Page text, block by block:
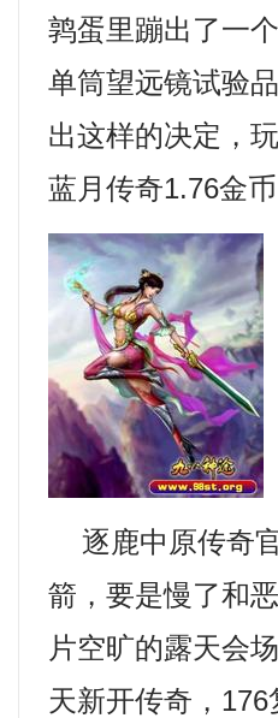
鹑蛋里蹦出了一
单筒望远镜试验
出这样的决定，
蓝月传奇1.76金
逐鹿中原传奇
箭，要是慢了和
片空旷的露天会
天新开传奇，